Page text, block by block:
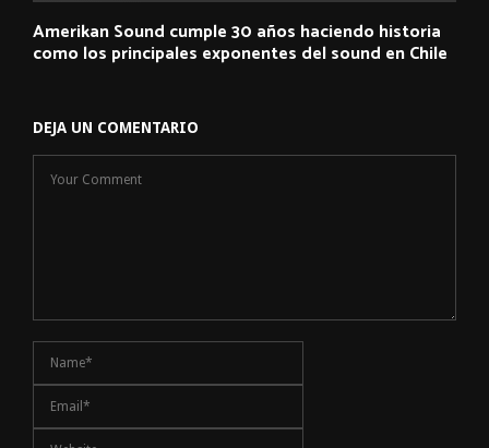
Amerikan Sound cumple 30 años haciendo historia
como los principales exponentes del sound en Chile
DEJA UN COMENTARIO